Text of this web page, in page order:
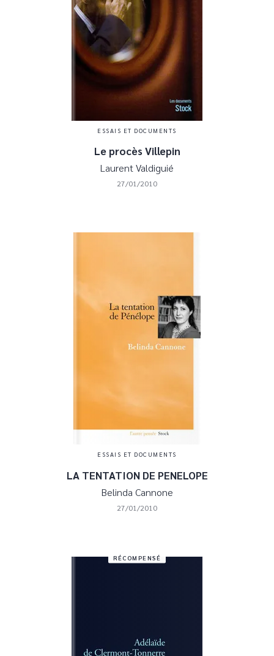
ESSAIS ET DOCUMENTS
Le procès Villepin
Laurent Valdiguié
27/01/2010
ESSAIS ET DOCUMENTS
LA TENTATION DE PENELOPE
Belinda Cannone
27/01/2010
RÉCOMPENSÉ